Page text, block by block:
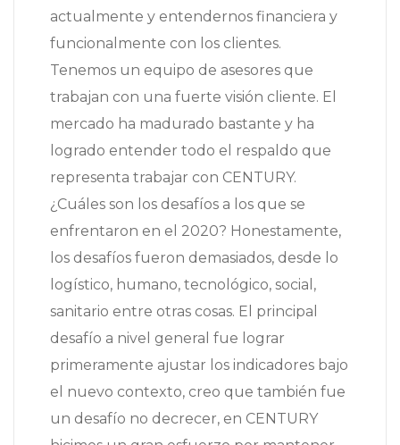
actualmente y entendernos financiera y
funcionalmente con los clientes.
Tenemos un equipo de asesores que
trabajan con una fuerte visión cliente. El
mercado ha madurado bastante y ha
logrado entender todo el respaldo que
representa trabajar con CENTURY.
¿Cuáles son los desafíos a los que se
enfrentaron en el 2020? Honestamente,
los desafíos fueron demasiados, desde lo
logístico, humano, tecnológico, social,
sanitario entre otras cosas. El principal
desafío a nivel general fue lograr
primeramente ajustar los indicadores bajo
el nuevo contexto, creo que también fue
un desafío no decrecer, en CENTURY